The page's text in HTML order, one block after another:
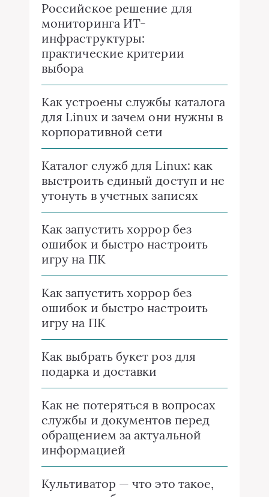
Российское решение для
мониторинга ИТ-
инфраструктуры:
практические критерии
выбора
Как устроены службы каталога
для Linux и зачем они нужны в
корпоративной сети
Каталог служб для Linux: как
выстроить единый доступ и не
утонуть в учетных записях
Как запустить хоррор без
ошибок и быстро настроить
игру на ПК
Как запустить хоррор без
ошибок и быстро настроить
игру на ПК
Как выбрать букет роз для
подарка и доставки
Как не потеряться в вопросах
службы и документов перед
обращением за актуальной
информацией
Культиватор — что это такое,